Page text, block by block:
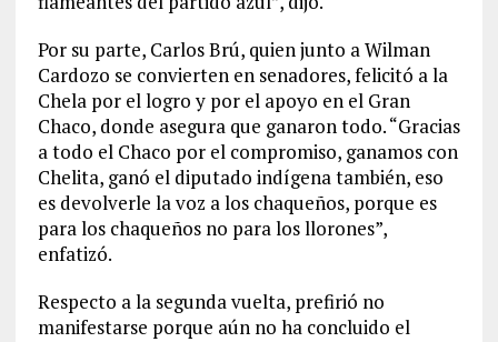
Por su parte, Carlos Brú, quien junto a Wilman
Cardozo se convierten en senadores, felicitó a la
Chela por el logro y por el apoyo en el Gran
Chaco, donde asegura que ganaron todo. “Gracias
a todo el Chaco por el compromiso, ganamos con
Chelita, ganó el diputado indígena también, eso
es devolverle la voz a los chaqueños, porque es
para los chaqueños no para los llorones”,
enfatizó.
Respecto a la segunda vuelta, prefirió no
manifestarse porque aún no ha concluido el